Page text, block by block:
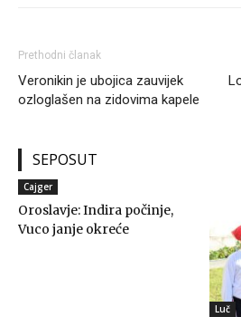
Prethodni članak
Veronikin je ubojica zauvijek
ozloglašen na zidovima kapele
SEPOSUT
Cajger
Oroslavje: Indira počinje,
Vuco janje okreće
Luč